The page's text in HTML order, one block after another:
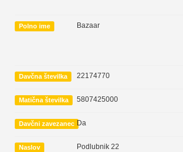
Polno ime Bazaar
Davčna številka 22174770
Matična številka 5807425000
Davčni zavezanec Da
Naslov Podlubnik 22